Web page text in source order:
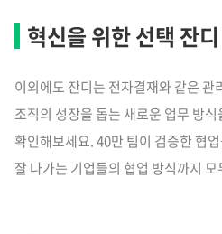
혁신을 위한 선택 잔디
이외에도 잔디는 전자결재와 같은
조직의 성장을 돕는 새로운 업무 방
확인해보세요. 40만 팀이 검증한 협
잘 나가는 기업들의 협업 방식까지